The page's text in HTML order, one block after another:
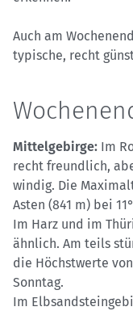
Auch am
typische, recht
Mittelgebirge: Im
recht freundlich,
windig. Die
Asten (841 m) bei
Im Harz und im
ähnlich. Am teils
die Höchstwerte
Sonntag.
Im